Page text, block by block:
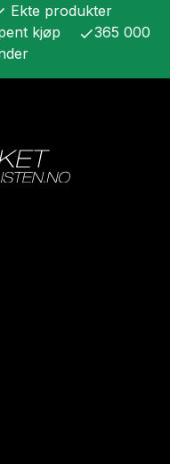
Ekte produkter
kjøp check365 000